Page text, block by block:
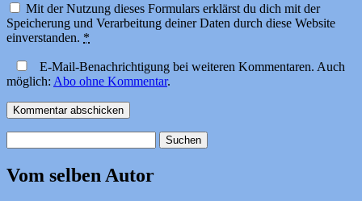
Mit der Nutzung dieses Formulars erklärst du dich mit der
Speicherung und Verarbeitung deiner Daten durch diese Website
einverstanden. *
E-Mail-Benachrichtigung bei weiteren Kommentaren. Auch
möglich: Abo ohne Kommentar.
nach:
Vom selben Autor